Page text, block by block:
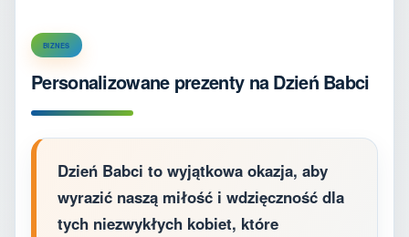
BIZNES
Personalizowane prezenty na Dzień Babci
Dzień Babci to wyjątkowa okazja, aby
wyrazić naszą miłość i wdzięczność dla
tych niezwykłych kobiet, które